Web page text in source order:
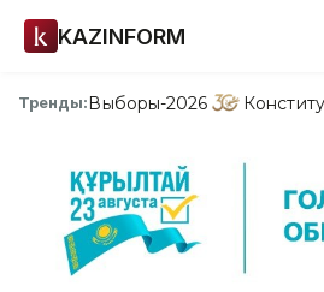
KAZINFORM
Тренды:Выборы-2026